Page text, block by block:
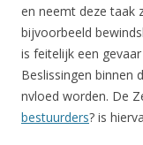
en neemt deze taak
bijvoorbeeld
is feitelijk een
Beslissingen binnen
nvloed worden. De
bestuurders? is